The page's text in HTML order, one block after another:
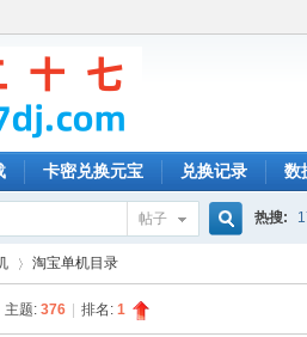
卡密兑换元宝 兑换记录 数
帖子 热搜:
淘宝单机目录
主题: 376 排名: 1